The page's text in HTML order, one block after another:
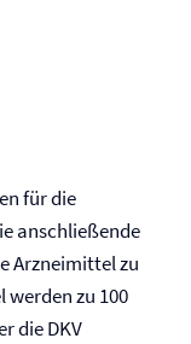
für die
anschließende
Arzneimittel zu
zu 100
die DKV